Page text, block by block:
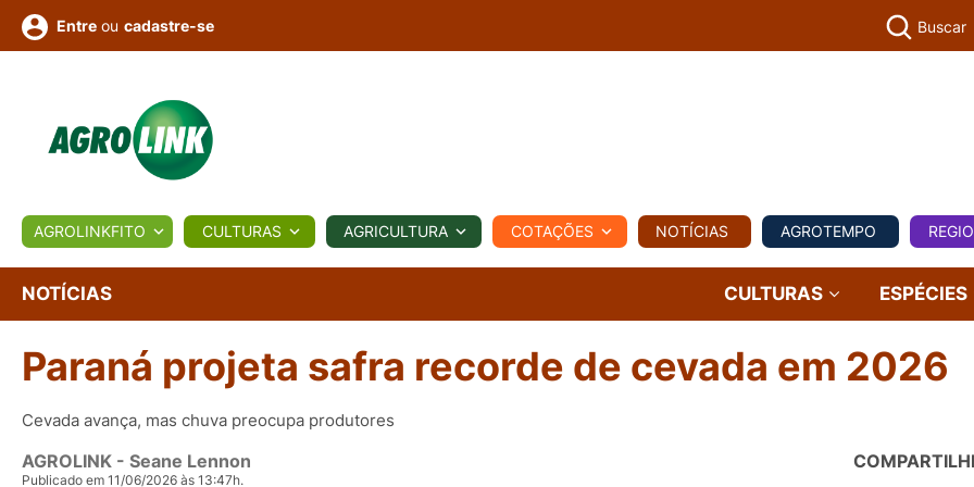
BIOLÓGICOS COTAÇÕES NOTÍCIAS AGROTEMPO REGIONAL COMERCIAL AGROVIAGENS
Conversor Colunistas Eventos
Fotos
e
Vídeos
Entre ou cadastre-se Buscar
AGROLINKFITO CULTURAS AGRICULTURA COTAÇÕES NOTÍCIAS AGROTEMPO
NOTÍCIAS CULTURAS ESPÉCIES
Paraná projeta safra recorde de cevada em 2026
Cevada avança, mas chuva preocupa produtores
AGROLINK - Seane Lennon
Publicado em 11/06/2026 às 13:47h.